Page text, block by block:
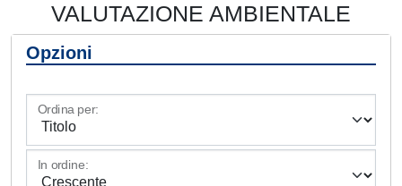
VALUTAZIONE AMBIENTALE
Opzioni
Ordina per:
In ordine: